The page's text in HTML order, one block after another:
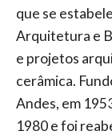
que se
Arquitetura e
e projetos
cerâmica.
Andes, em
1980 e foi